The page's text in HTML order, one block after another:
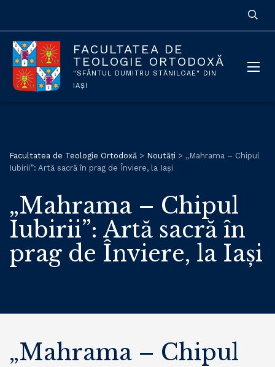
FACULTATEA DE
TEOLOGIE ORTODOXĂ
"SFÂNTUL DUMITRU STĂNILOAE" DIN
IAȘI
Facultatea de Teologie Ortodoxă > Noutăți > „Mahrama – Chipul
Iubirii”: Artă sacră în prag de Înviere, la Iași
„Mahrama – Chipul
Iubirii”: Artă sacră în
prag de Înviere, la Iași
„Mahrama – Chipul